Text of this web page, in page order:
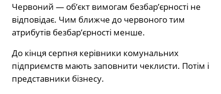
Червоний — об’єкт вимогам безбар’єрності не
відповідає. Чим ближче до червоного тим
атрибутів безбар’єрності менше.
До кінця серпня керівники комунальних
підприємств мають заповнити чеклисти. Потім і
представники бізнесу.